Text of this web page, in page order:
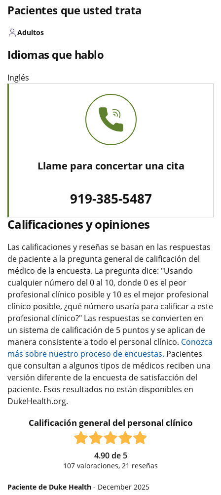
Pacientes que usted trata
Adultos
Idiomas que hablo
Inglés
Llame para concertar una cita
919-385-5487
Calificaciones y opiniones
Las calificaciones y reseñas se basan en las respuestas
de paciente a la pregunta general de calificación del
médico de la encuesta. La pregunta dice: "Usando
cualquier número del 0 al 10, donde 0 es el peor
profesional clínico posible y 10 es el mejor profesional
clínico posible, ¿qué número usaría para calificar a este
profesional clínico?" Las respuestas se convierten en
un sistema de calificación de 5 puntos y se aplican de
manera consistente a todo el personal clínico. Conozca
más sobre nuestro proceso de encuestas. Pacientes
que consultan a algunos tipos de médicos reciben una
versión diferente de la encuesta de satisfacción del
paciente. Esos resultados no están disponibles en
DukeHealth.org.
Calificación general del personal clínico
4.90de 5
107 valoraciones, 21 reseñas
Paciente de Duke Health - December 2025